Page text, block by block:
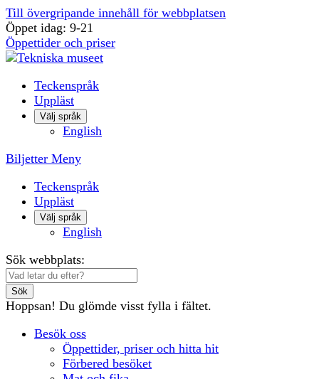
Till övergripande innehåll för webbplatsen
Öppet idag: 9-21
Öppettider och priser
Teckenspråk
Uppläst
Välj språk
English
Biljetter Meny
Teckenspråk
Uppläst
Välj språk
English
Sök webbplats:
Sök
Hoppsan! Du glömde visst fylla i fältet.
Besök oss
Öppettider, priser och hitta hit
Förbered besöket